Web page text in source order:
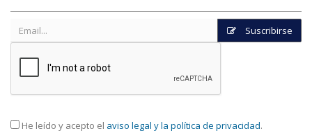
Suscribirse
He leído y acepto el aviso legal y la política de privacidad.